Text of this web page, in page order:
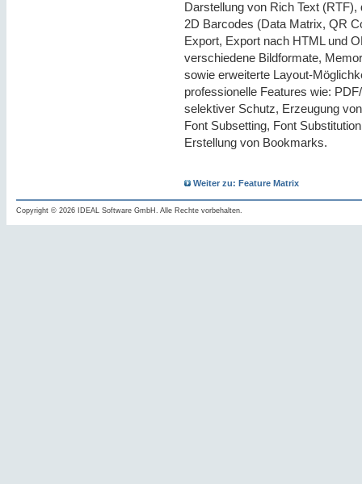
Darstellung von Rich Text
2D Barcodes (Data Matrix, QR
Export, Export nach HTML und
verschiedene Bildformate,
sowie erweiterte Layout-
professionelle Features wie:
selektiver Schutz, Erzeugung
Font Subsetting, Font
Erstellung von Bookmarks.
Weiter zu: Feature Matrix
Copyright © 2026 IDEAL Software GmbH. Alle Rechte vorbehalten.